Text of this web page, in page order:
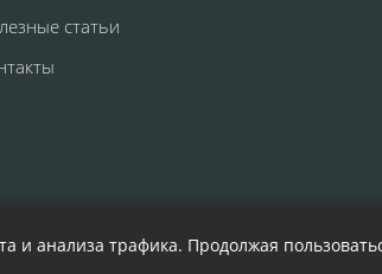
статьи
и не является публичной
и анализа трафика. Продолжая